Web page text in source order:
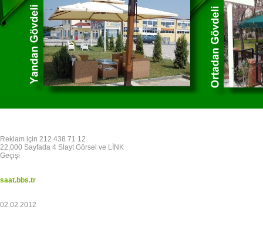
Reklam için 212 438 71 12
22,000 Sayfada 4 Slayt Görsel ve LİNK
Geçişi
saat.bbs.tr
02.02.2012